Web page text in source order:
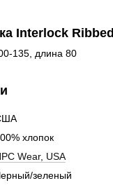
Interlock
135, длина 80
хлопок
Wear, USA
зеленый